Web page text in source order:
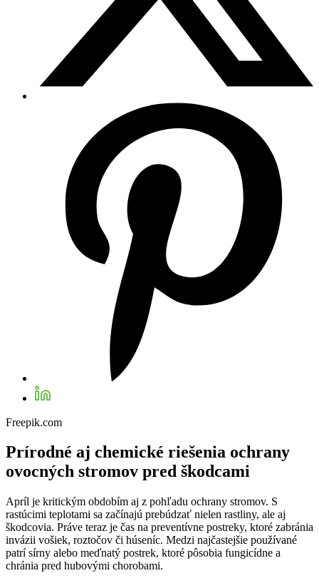
Freepik.com
Prírodné aj chemické riešenia ochrany
ovocných stromov pred škodcami
Apríl je kritickým obdobím aj z pohľadu ochrany stromov. S
rastúcimi teplotami sa začínajú prebúdzať nielen rastliny, ale aj
škodcovia. Práve teraz je čas na preventívne postreky, ktoré zabránia
invázii vošiek, roztočov či húseníc. Medzi najčastejšie používané
patrí sírny alebo meďnatý postrek, ktoré pôsobia fungicídne a
chránia pred hubovými chorobami.